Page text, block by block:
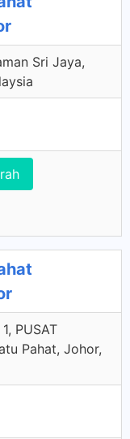
Sri Jaya,
PUSAT
Pahat, Johor,